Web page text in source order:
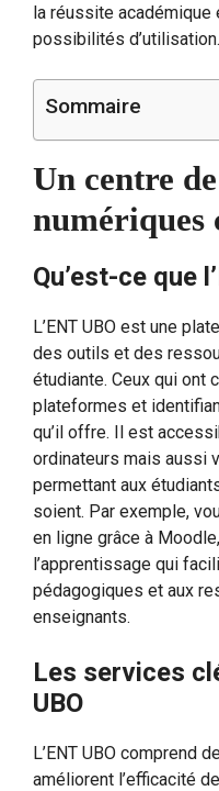
la réussite
possibilités d’utilisation.
Sommaire
Un centre
numériques
Qu’est-ce que
L’ENT UBO est une
des outils et des
étudiante. Ceux qui ont
plateformes et
qu’il offre. Il est
ordinateurs mais aussi
permettant aux
soient. Par exemple,
en ligne grâce à
l’apprentissage qui
pédagogiques et aux
enseignants.
Les services
UBO
L’ENT UBO comprend
améliorent l’efficacité